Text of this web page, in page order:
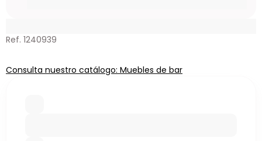
Ref. 1240939
Consulta nuestro catálogo: Muebles de bar